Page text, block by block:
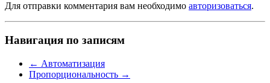
Для отправки комментария вам необходимо авторизоваться.
Навигация по записям
← Автоматизация
Пропорциональность →